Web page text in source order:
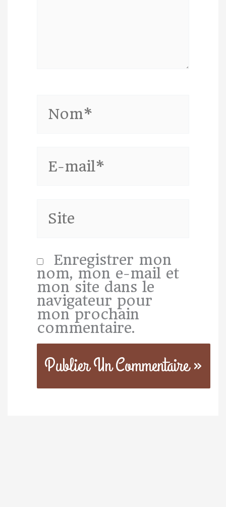
mail*
Enregistrer mon
nom, mon e-mail et
mon site dans le
navigateur pour
mon prochain
commentaire.